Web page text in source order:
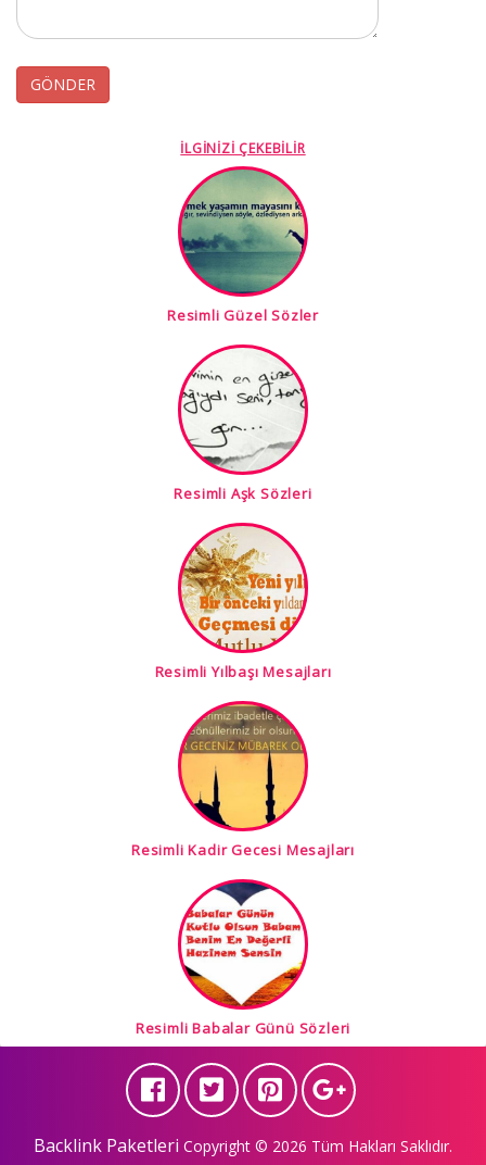
İLGİNİZİ ÇEKEBİLİR
Resimli Güzel Sözler
Resimli Aşk Sözleri
Resimli Yılbaşı Mesajları
Resimli Kadir Gecesi Mesajları
Resimli Babalar Günü Sözleri
Backlink Paketleri Copyright © 2026 Tüm Hakları Saklıdır.